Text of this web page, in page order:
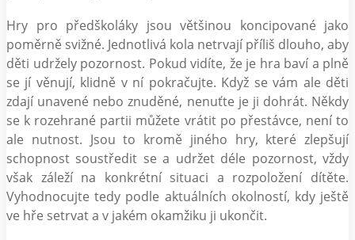
Hry pro předškoláky jsou většinou koncipované jako
poměrně svižné. Jednotlivá kola netrvají příliš dlouho, aby
děti udržely pozornost. Pokud vidíte, že je hra baví a plně
se jí věnují, klidně v ní pokračujte. Když se vám ale děti
zdají unavené nebo znuděné, nenuťte je ji dohrát. Někdy
se k rozehrané partii můžete vrátit po přestávce, není to
ale nutnost. Jsou to kromě jiného hry, které zlepšují
schopnost soustředit se a udržet déle pozornost, vždy
však záleží na konkrétní situaci a rozpoložení dítěte.
Vyhodnocujte tedy podle aktuálních okolností, kdy ještě
ve hře setrvat a v jakém okamžiku ji ukončit.